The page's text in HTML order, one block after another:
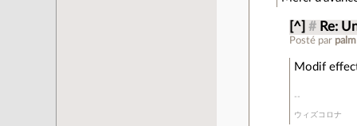
[^] # Re:
Posté par
Modif
ウィズコロナ